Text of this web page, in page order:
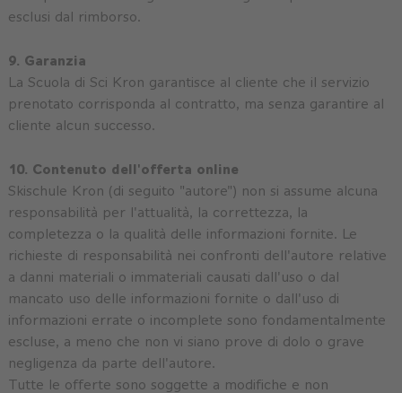
esclusi dal rimborso.
9. Garanzia
La Scuola di Sci Kron garantisce al cliente che il servizio
prenotato corrisponda al contratto, ma senza garantire al
cliente alcun successo.
10. Contenuto dell'offerta online
Skischule Kron (di seguito "autore") non si assume alcuna
responsabilità per l'attualità, la correttezza, la
completezza o la qualità delle informazioni fornite. Le
richieste di responsabilità nei confronti dell'autore relative
a danni materiali o immateriali causati dall'uso o dal
mancato uso delle informazioni fornite o dall'uso di
informazioni errate o incomplete sono fondamentalmente
escluse, a meno che non vi siano prove di dolo o grave
negligenza da parte dell'autore.
Tutte le offerte sono soggette a modifiche e non